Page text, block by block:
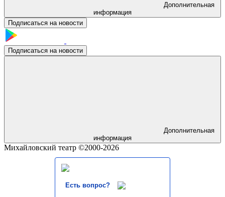
Дополнительная
информация
Подписаться на новости
Подписаться на новости
Дополнительная
информация
Михайловский театр ©2000-2026
Есть вопрос?